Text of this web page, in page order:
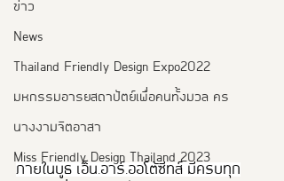
ข่าว
News
Thailand Friendly Design Expo2022
มหกรรมอารยสถาปัตย์เพื่อคนทั้งมวล คร
นางงามจิตอาสา
Miss Friendly Design Thailand 2023
ภายในบูธ เอ็น.อาร์.ออโต้ซีทส์ มีครบทุก